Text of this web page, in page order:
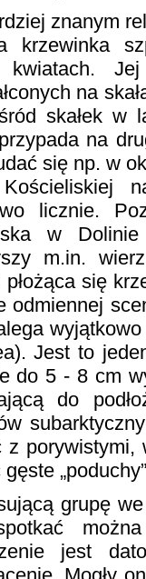
znanym
krzewinka
kwiatach.
na
skałek w
na
się np. w
licznie.
w
m.in.
płożąca się
odmiennej
Jest to
do 5 - 8 cm
do
z porywistymi,
grupę
jest